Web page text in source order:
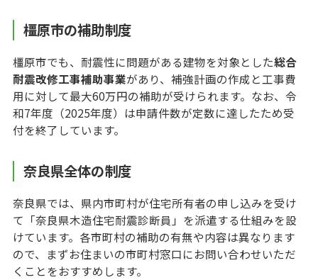
橿原市の補助制度
橿原市でも、耐震性に問題がある建物を対象とした総合
耐震改修工事補助事業があり、補強計画の作成と工事費
用に対して最大60万円の補助が受けられます。なお、令
和7年度（2025年度）は申請件数が定数に達したため受
付を終了しています。
奈良県全体の制度
奈良県では、県内市町村が住宅所有者の申し込みを受け
て「奈良県木造住宅耐震診断員」を派遣する仕組みを設
けています。各市町村の補助の有無や内容は異なります
ので、まずお住まいの市町村窓口にお問い合わせいただ
くことをおすすめします。